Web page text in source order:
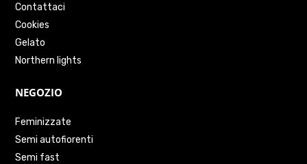
Contattaci
Cookies
Gelato
Northern lights
NEGOZIO
Feminizzate
Semi autofiorenti
Semi fast